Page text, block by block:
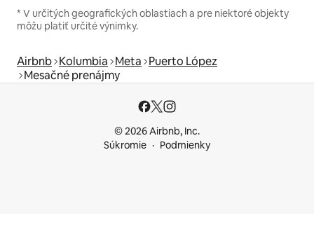
* V určitých geografických oblastiach a pre niektoré objekty
môžu platiť určité výnimky.
Airbnb Kolumbia Meta Puerto López
Mesačné prenájmy
© 2026 Airbnb, Inc.
Súkromie
Podmienky